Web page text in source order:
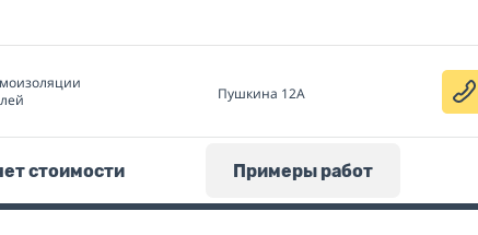
Пушкина 12А
стоимости Примеры работ